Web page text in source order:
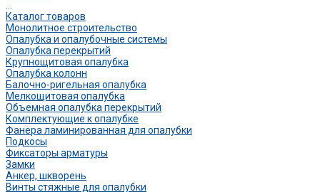
Каталог товаров
Монолитное строительство
Опалубка и опалубочные системы
Опалубка перекрытий
Крупнощитовая опалубка
Опалубка колонн
Балочно-ригельная опалубка
Мелкощитовая опалубка
Объемная опалубка перекрытий
Комплектующие к опалубке
Фанера ламинированная для опалубки
Подкосы
Фиксаторы арматуры
Замки
Анкер, шкворень
Винты стяжные для опалубки